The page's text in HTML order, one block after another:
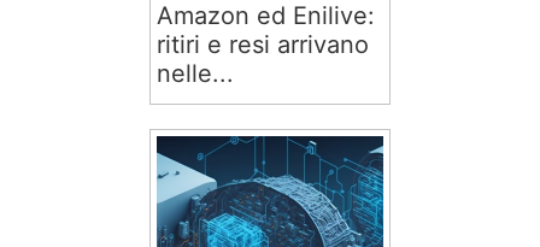
Amazon ed Enilive:
ritiri e resi arrivano
nelle...